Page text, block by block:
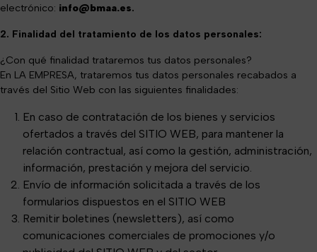
electrónico: info@bmaa.es.
2. Finalidad del tratamiento de los datos personales:
¿Con qué finalidad trataremos tus datos personales?
En LA EMPRESA, trataremos tus datos personales recabados a
través del Sitio Web con las siguientes finalidades:
En caso de contratación de los bienes y servicios
ofertados a través del SITIO WEB, para mantener la
relación contractual, así como la gestión, administración,
información, prestación y mejora del servicio.
Envío de información solicitada a través de los
formularios dispuestos en el SITIO WEB
Remitir boletines (newsletters), así como
comunicaciones comerciales de promociones y/o